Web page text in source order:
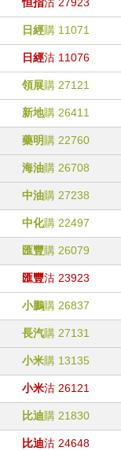
日經購 11071
日經沽 11076
領展購 27121
新地購 26411
藥明購 22760
海油購 26708
中油購 27238
中化購 22497
匯豐購 26079
匯豐沽 23923
小鵬購 26837
長汽購 27131
小米購 13135
小米沽 26121
比迪購 21830
比迪沽 24648